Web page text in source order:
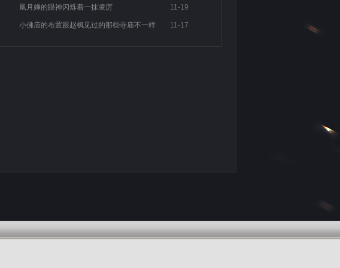
11-19
凰月婵的眼神闪烁着一抹凌厉
11-17
小佛庙的布置跟赵枫见过的那些寺庙不一样